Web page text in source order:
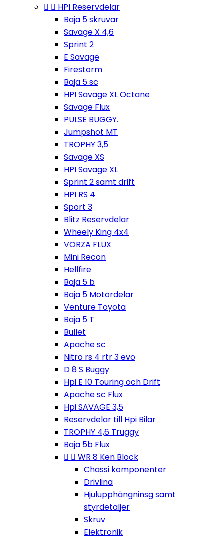
  HPI Reservdelar
Baja 5 skruvar
Savage X 4,6
Sprint 2
E Savage
Firestorm
Baja 5 sc
HPI Savage XL Octane
Savage Flux
PULSE BUGGY.
Jumpshot MT
TROPHY 3,5
Savage XS
HPI Savage XL
Sprint 2 samt drift
HPI RS 4
Sport 3
Blitz Reservdelar
Wheely King 4x4
VORZA FLUX
Mini Recon
Hellfire
Baja 5 b
Baja 5 Motordelar
Venture Toyota
Baja 5 T
Bullet
Apache sc
Nitro rs 4 rtr 3 evo
D 8 S Buggy
Hpi E 10 Touring och Drift
Apache sc Flux
Hpi SAVAGE 3,5
Reservdelar till Hpi Bilar
TROPHY 4,6 Truggy
Baja 5b Flux
  WR 8 Ken Block
Chassi komponenter
Drivlina
Hjulupphängninsg samt
styrdetaljer
Skruv
Elektronik